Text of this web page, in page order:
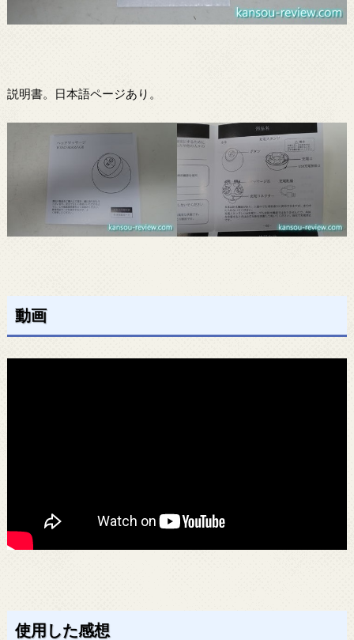
説明書。日本語ページあり。
動画
使用した感想